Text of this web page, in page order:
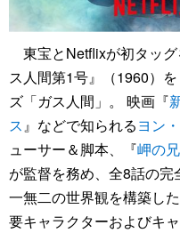
東宝とNetflixが初タッ
ス人間第1号』（1960）
ズ「ガス人間」。 映画『
ス』などで知られるヨン
ューサー＆脚本、『岬の
が監督を務め、全8話の
一無二の世界観を構築し
要キャラクターおよびキ